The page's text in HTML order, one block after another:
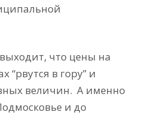
что цены на
“рвутся в гору” и
величин. А именно
и до